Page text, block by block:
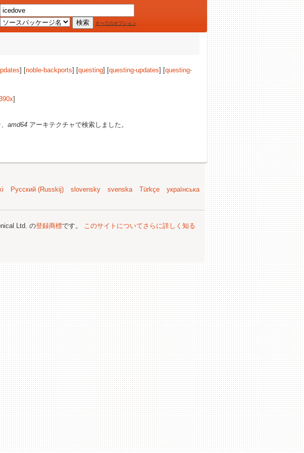
すべてのオプション
] [noble-backports] [questing] [questing-updates] [questing-
]
amd64 アーキテクチャで検索しました。
Русский (Russkij) slovensky svenska Türkçe
українська
Ltd. の登録商標です。 このサイトについてさらに詳しく知る